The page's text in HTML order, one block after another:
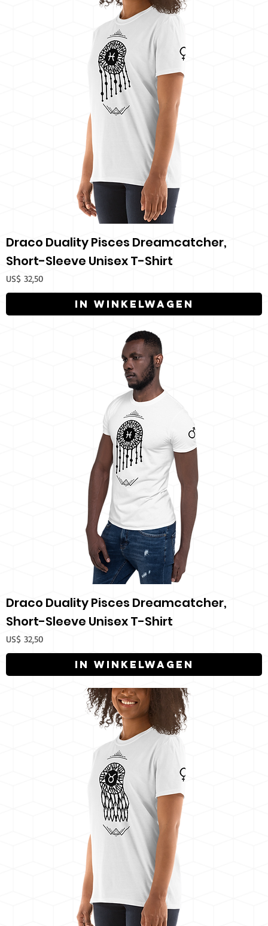
Draco Duality Pisces Dreamcatcher,
Short-Sleeve Unisex T-Shirt
Prijs
US$ 32,50
In winkelwagen
Draco Duality Pisces Dreamcatcher,
Short-Sleeve Unisex T-Shirt
Prijs
US$ 32,50
In winkelwagen